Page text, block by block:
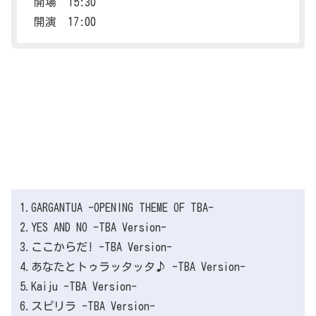
開場 15:30
開演 17:00
1.GARGANTUA -OPENING THEME OF TBA-
2.YES AND NO -TBA Version-
3.ここからだ! -TBA Version-
4.あなたとトゥラッタッタ♪ -TBA Version-
5.Kaiju -TBA Version-
6.スピリラ -TBA Version-